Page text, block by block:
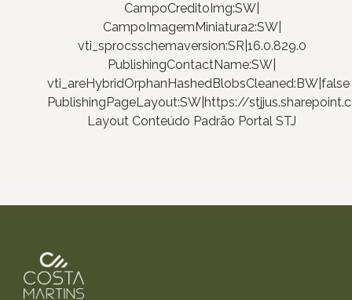
CampoCreditoImg:SW|
CampoImagemMiniatura2:SW|
vti_sprocsschemaversion:SR|16.0.829.0
PublishingContactName:SW|
vti_areHybridOrphanHashedBlobsCleaned:BW|false
PublishingPageLayout:SW|https://
Layout Conteúdo Padrão Portal STJ